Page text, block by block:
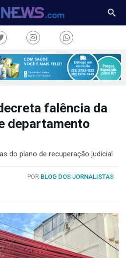
falência da
departamento
do plano de recuperação judicial
POR BLOG DOS JORNALISTAS